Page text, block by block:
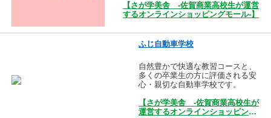
【さが学美舎 -佐賀商業高校生が運営
するオンラインショッピングモール-】
ふじ自動車学校
自然豊かで快適な教習コースと、
多くの卒業生の方に評価される安
心・親切な自動車学校です。
【さが学美舎 -佐賀商業高校生が
運営するオンラインショッピング